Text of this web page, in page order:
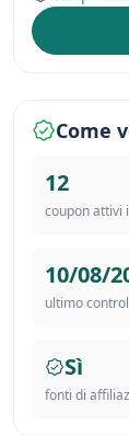
Come
12
coupon attivi
10/08/
ultimo
Sì
fonti di